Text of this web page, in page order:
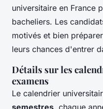
universitaire en France
bacheliers. Les
motivés et bien
leurs chances d'entrer
Détails sur les
examens
Le calendrier